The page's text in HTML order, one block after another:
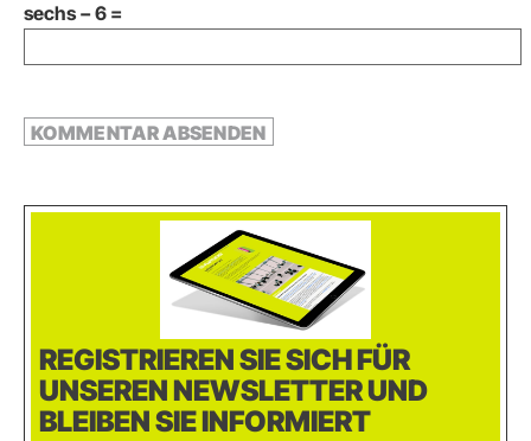
sechs − 6 =
REGISTRIEREN SIE SICH FÜR
UNSEREN NEWSLETTER UND
BLEIBEN SIE INFORMIERT